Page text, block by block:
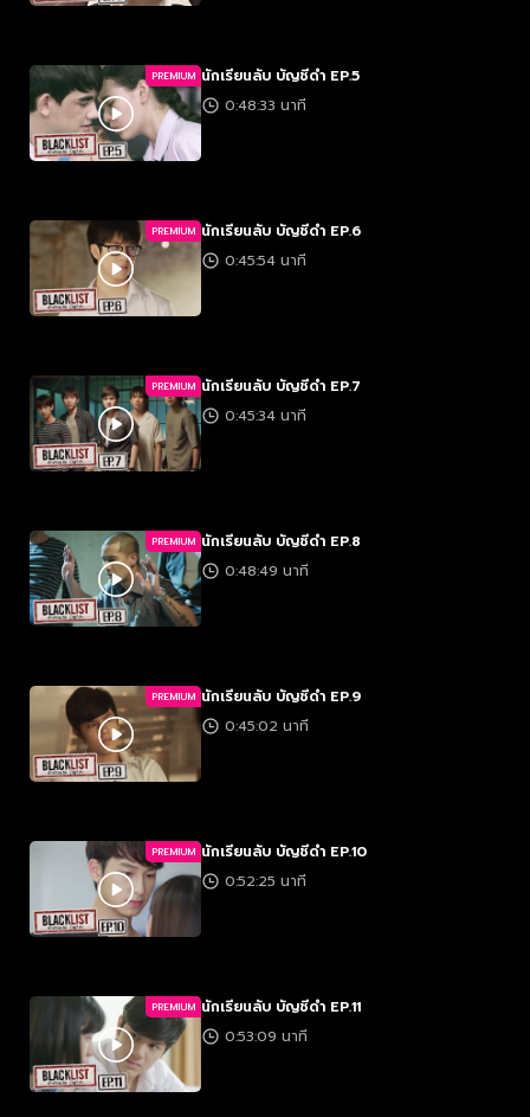
PREMIUM นักเรียนลับ บัญชีดำ EP.5
0:48:33 นาที
PREMIUM นักเรียนลับ บัญชีดำ EP.6
0:45:54 นาที
PREMIUM นักเรียนลับ บัญชีดำ EP.7
0:45:34 นาที
PREMIUM นักเรียนลับ บัญชีดำ EP.8
0:48:49 นาที
PREMIUM นักเรียนลับ บัญชีดำ EP.9
0:45:02 นาที
PREMIUM นักเรียนลับ บัญชีดำ EP.10
0:52:25 นาที
PREMIUM นักเรียนลับ บัญชีดำ EP.11
0:53:09 นาที